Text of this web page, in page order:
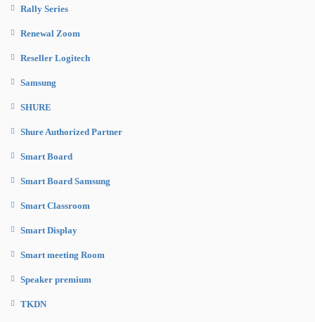
Rally Series
Renewal Zoom
Reseller Logitech
Samsung
SHURE
Shure Authorized Partner
Smart Board
Smart Board Samsung
Smart Classroom
Smart Display
Smart meeting Room
Speaker premium
TKDN